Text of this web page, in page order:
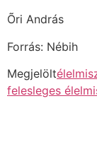
Õri András
Forrás: Nébih
Megjelölt
felesleges